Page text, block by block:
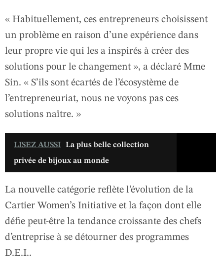
« Habituellement, ces entrepreneurs choisissent
un problème en raison d’une expérience dans
leur propre vie qui les a inspirés à créer des
solutions pour le changement », a déclaré Mme
Sin. « S’ils sont écartés de l’écosystème de
l’entrepreneuriat, nous ne voyons pas ces
solutions naître. »
LISEZ AUSSI
La plus belle collection
privée de bijoux au monde
La nouvelle catégorie reflète l’évolution de la
Cartier Women’s Initiative et la façon dont elle
défie peut-être la tendance croissante des chefs
d’entreprise à se détourner des programmes
D.E.I..